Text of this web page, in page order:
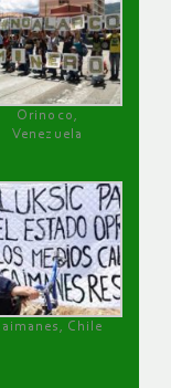
Orinoco,
Venezuela
Chile